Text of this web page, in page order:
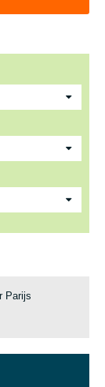
Parijs